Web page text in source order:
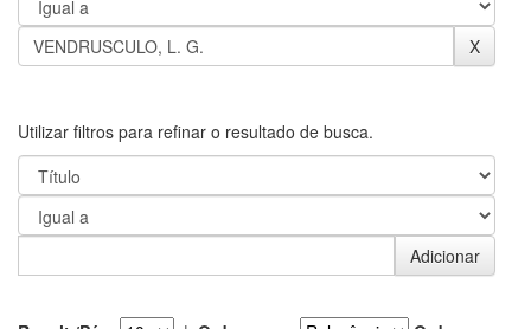
Utilizar filtros para refinar o resultado de busca.